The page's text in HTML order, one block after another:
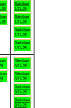
26
26
Båtviken
1/11-26
Båtviken
1/11-26
Badviken
1/11-26
Badviken
1/11-26
Båtviken
8/11-26
Båtviken
8/11-26
Badviken
8/11-26
Badviken
8/11-26